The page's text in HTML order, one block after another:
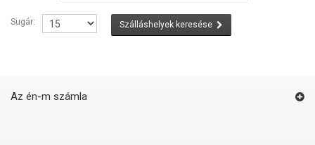
Sugár: Szálláshelyek keresése
Az én-m számla